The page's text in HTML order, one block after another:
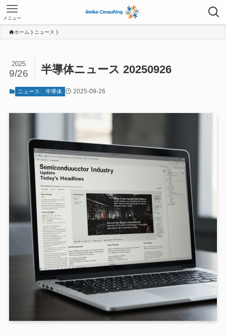
メニュー
ホーム ニュース
半導体ニュース 20250926
2025
9/26
ニュース 半導体 2025-09-26